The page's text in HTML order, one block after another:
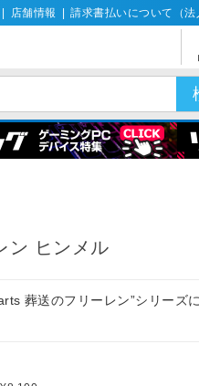
店舗情報 請求書払いについて（法
ン ヒンメル
葬送のフリーレン”シリーズ